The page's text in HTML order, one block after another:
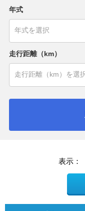
年式
走行距離（km）
表示：